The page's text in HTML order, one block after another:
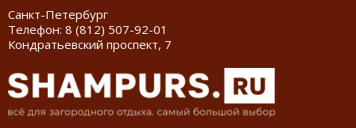
Санкт-Петербург
Телефон: 8 (812) 507-92-01
Кондратьевский проспект, 7